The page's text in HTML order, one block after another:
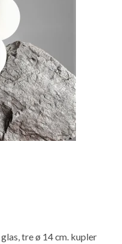
tre ø 14 cm. kupler